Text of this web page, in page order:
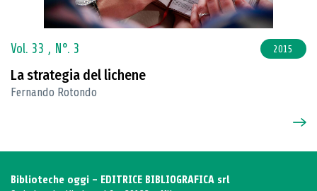
Vol. 33 , N°. 3 2015
La strategia del lichene
Fernando Rotondo
Biblioteche oggi - EDITRICE BIBLIOGRAFICA srl